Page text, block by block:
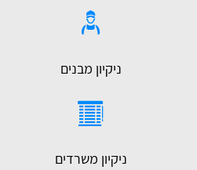
ניקיון מבנים
ניקיון משרדים